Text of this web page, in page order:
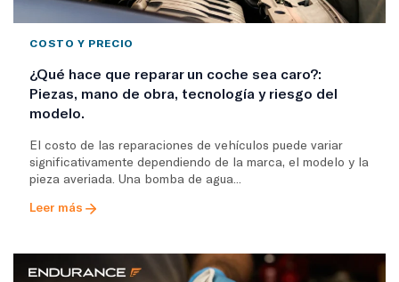
COSTO Y PRECIO
¿Qué hace que reparar un coche sea caro?:
Piezas, mano de obra, tecnología y riesgo del
modelo.
El costo de las reparaciones de vehículos puede variar
significativamente dependiendo de la marca, el modelo y la
pieza averiada. Una bomba de agua...
Leer más